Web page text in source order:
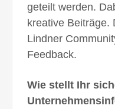
geteilt werden.
kreative Beiträge.
Lindner
Feedback.
Wie stellt Ihr